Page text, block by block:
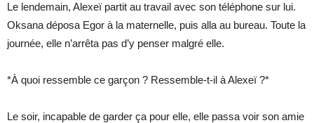
Le lendemain, Alexeï partit au travail avec son téléphone sur lui.
Oksana déposa Egor à la maternelle, puis alla au bureau. Toute la
journée, elle n’arrêta pas d’y penser malgré elle.
*À quoi ressemble ce garçon ? Ressemble-t-il à Alexeï ?*
Le soir, incapable de garder ça pour elle, elle passa voir son amie